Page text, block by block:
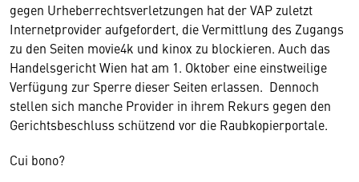
gegen Urheberrechtsverletzungen hat der VAP zuletzt
Internetprovider aufgefordert, die Vermittlung des Zugangs
zu den Seiten movie4k und kinox zu blockieren. Auch das
Handelsgericht Wien hat am 1. Oktober eine einstweilige
Verfügung zur Sperre dieser Seiten erlassen. Dennoch
stellen sich manche Provider in ihrem Rekurs gegen den
Gerichtsbeschluss schützend vor die Raubkopierportale.
Cui bono?